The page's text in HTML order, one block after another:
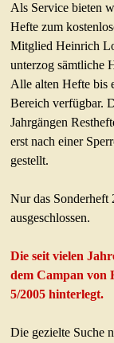
EXKURSIONEN
VEREIN
Beschlüsse
Mitglied werden
Vereinssatzung
Fundstellen
Fossilfunde
Präparation
APH-
Als Service bieten
Hefte zum
Mitglied Heinrich
unterzog sämtliche
Alle alten Hefte bis
Bereich verfügbar.
Jahrgängen
erst nach einer
gestellt.
Nur das
ausgeschlossen.
Die seit vielen
dem Campan von
5/2005 hinterlegt.
Die gezielte Suche